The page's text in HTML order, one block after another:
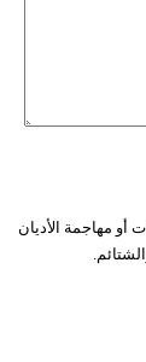
أو مهاجمة الأديان